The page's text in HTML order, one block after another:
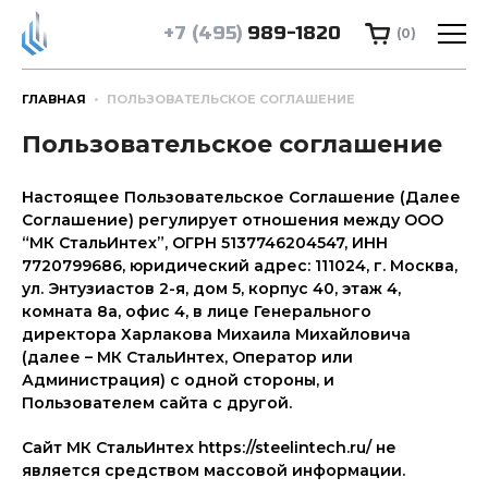
+7 (495) 989-1820 (0)
ГЛАВНАЯ ПОЛЬЗОВАТЕЛЬСКОЕ СОГЛАШЕНИЕ
Пользовательское соглашение
Настоящее Пользовательское Соглашение (Далее
Соглашение) регулирует отношения между ООО
“МК СтальИнтех”, ОГРН 5137746204547, ИНН
7720799686, юридический адрес: 111024, г. Москва,
ул. Энтузиастов 2-я, дом 5, корпус 40, этаж 4,
комната 8а, офис 4, в лице Генерального
директора Харлакова Михаила Михайловича
(далее – МК СтальИнтех, Оператор или
Администрация) с одной стороны, и
Пользователем сайта с другой.
Сайт МК СтальИнтех https://steelintech.ru/ не
является средством массовой информации.